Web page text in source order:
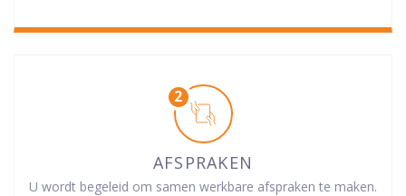
AFSPRAKEN
U wordt begeleid om samen werkbare afspraken te maken.